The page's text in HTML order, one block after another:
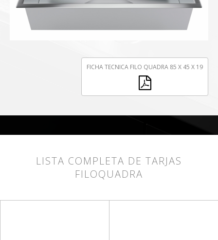
FICHA TECNICA FILO QUADRA 85 X 45 X 19
LISTA COMPLETA DE TARJAS
FILOQUADRA